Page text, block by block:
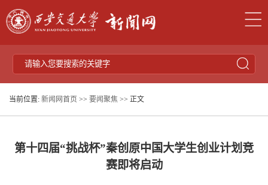
当前位置: 新闻网首页 >> 要闻聚焦 >> 正文
第十四届“挑战杯”秦创原中国大学生创业计划竞
赛即将启动